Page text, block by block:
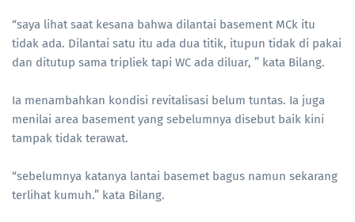
“saya lihat saat kesana bahwa dilantai basement MCk itu
tidak ada. Dilantai satu itu ada dua titik, itupun tidak di pakai
dan ditutup sama tripliek tapi WC ada diluar, ” kata Bilang.
Ia menambahkan kondisi revitalisasi belum tuntas. Ia juga
menilai area basement yang sebelumnya disebut baik kini
tampak tidak terawat.
“sebelumnya katanya lantai basemet bagus namun sekarang
terlihat kumuh.” kata Bilang.